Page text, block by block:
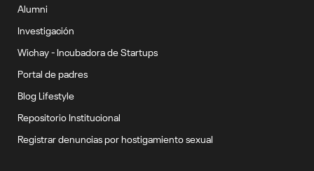
Alumni
Investigación
Wichay - Incubadora de Startups
Portal de padres
Blog Lifestyle
Repositorio Institucional
Registrar denuncias por hostigamiento sexual